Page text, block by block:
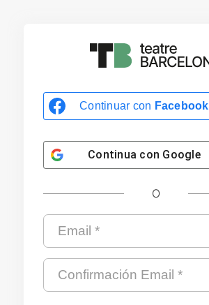
Continuar con Facebook
Continua con Google
O